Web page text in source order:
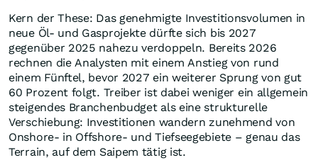
Kern der These: Das genehmigte Investitionsvolumen in
neue Öl- und Gasprojekte dürfte sich bis 2027
gegenüber 2025 nahezu verdoppeln. Bereits 2026
rechnen die Analysten mit einem Anstieg von rund
einem Fünftel, bevor 2027 ein weiterer Sprung von gut
60 Prozent folgt. Treiber ist dabei weniger ein allgemein
steigendes Branchenbudget als eine strukturelle
Verschiebung: Investitionen wandern zunehmend von
Onshore- in Offshore- und Tiefseegebiete – genau das
Terrain, auf dem Saipem tätig ist.